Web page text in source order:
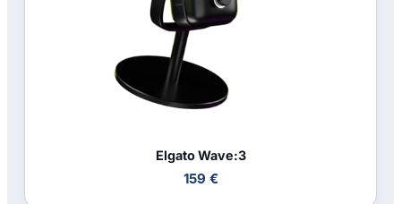
Elgato Wave:3
159 €